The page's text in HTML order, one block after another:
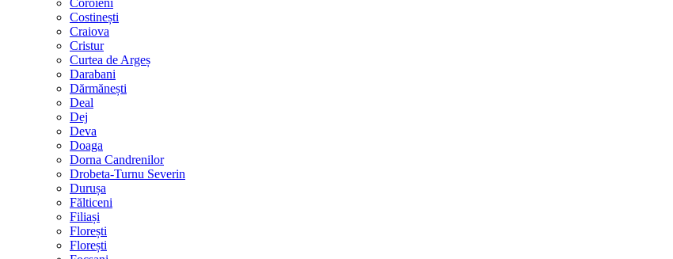
Coroieni
Costinești
Craiova
Cristur
Curtea de Argeș
Darabani
Dărmănești
Deal
Dej
Deva
Doaga
Dorna Candrenilor
Drobeta-Turnu Severin
Durușa
Fălticeni
Filiași
Florești
Florești